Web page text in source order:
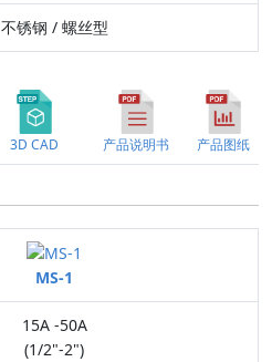
不锈钢 / 螺丝型
3D CAD 产品说明书 产品图纸
MS-1
15A -50A
(1/2"-2")